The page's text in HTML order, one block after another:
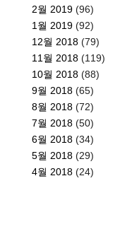
2월 2019 (96)
1월 2019 (92)
12월 2018 (79)
11월 2018 (119)
10월 2018 (88)
9월 2018 (65)
8월 2018 (72)
7월 2018 (50)
6월 2018 (34)
5월 2018 (29)
4월 2018 (24)